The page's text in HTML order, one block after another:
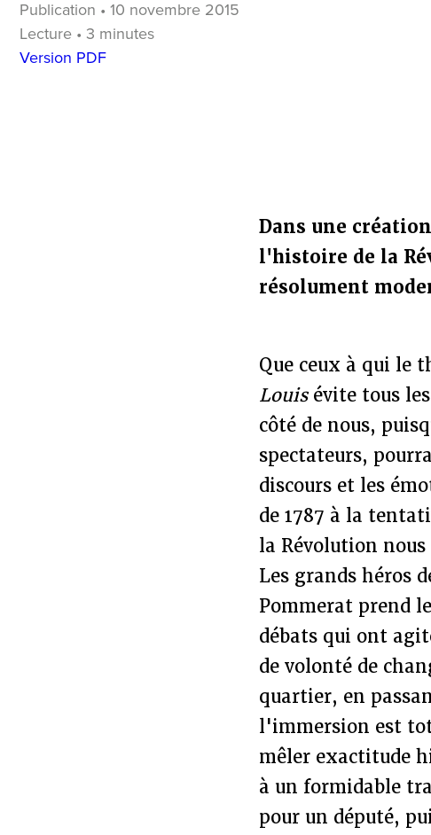
Publication • 10 novembre 2015
Lecture • 3 minutes
Version PDF
Dans une
l'histoire de la
résolument
Que ceux à qui le
Louisévite tous les
côté de nous,
spectateurs,
discours et les
de 1787 à la
la Révolution
Les grands héros
Pommerat prend
débats qui ont
de volonté de
quartier, en
l'immersion est
mêler exactitude
à un formidable
pour un député,